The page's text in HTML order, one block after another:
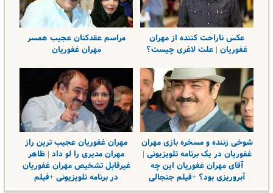
عکس ناراحت کننده از مهران
غفوریان | علت لاغری چیست؟
مراسم عقدکنان عجیب همسر
مهران غفوریان
شوخی زننده و مسخره بازی مهران
غفوریان در یک برنامه تلویزیونی |
آقای مهران غفوریان این چه
آبروریزی بود؟ +فیلم جنجالی
مهران غفوریان عجیب ترین راز
مهران مدیری را لو داد | ظاهر
غیرقابل تشخیص مهران غفوریان
در برنامه تلویزیونی +فیلم